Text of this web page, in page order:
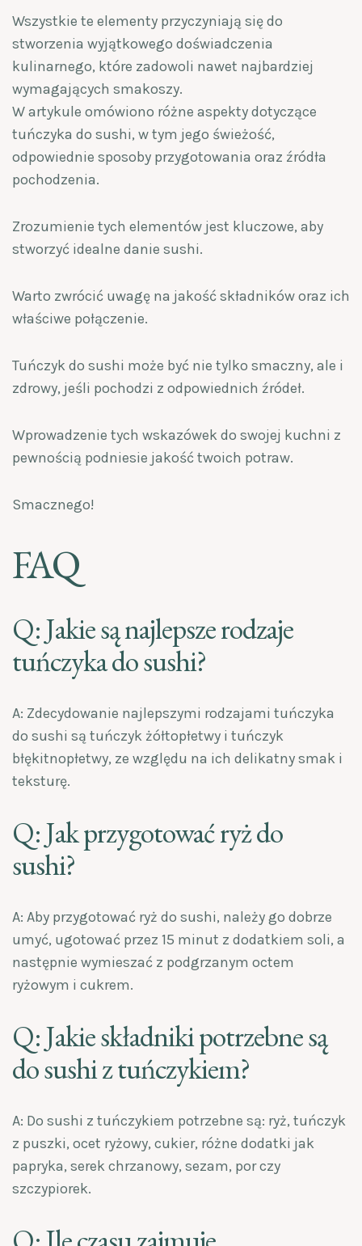
Wszystkie te elementy przyczyniają się do
stworzenia wyjątkowego doświadczenia
kulinarnego, które zadowoli nawet najbardziej
wymagających smakoszy.
W artykule omówiono różne aspekty dotyczące
tuńczyka do sushi, w tym jego świeżość,
odpowiednie sposoby przygotowania oraz źródła
pochodzenia.
Zrozumienie tych elementów jest kluczowe, aby
stworzyć idealne danie sushi.
Warto zwrócić uwagę na jakość składników oraz ich
właściwe połączenie.
Tuńczyk do sushi może być nie tylko smaczny, ale i
zdrowy, jeśli pochodzi z odpowiednich źródeł.
Wprowadzenie tych wskazówek do swojej kuchni z
pewnością podniesie jakość twoich potraw.
Smacznego!
FAQ
Q: Jakie są najlepsze rodzaje
tuńczyka do sushi?
A: Zdecydowanie najlepszymi rodzajami tuńczyka
do sushi są tuńczyk żółtopłetwy i tuńczyk
błękitnopłetwy, ze względu na ich delikatny smak i
teksturę.
Q: Jak przygotować ryż do
sushi?
A: Aby przygotować ryż do sushi, należy go dobrze
umyć, ugotować przez 15 minut z dodatkiem soli, a
następnie wymieszać z podgrzanym octem
ryżowym i cukrem.
Q: Jakie składniki potrzebne są
do sushi z tuńczykiem?
A: Do sushi z tuńczykiem potrzebne są: ryż, tuńczyk
z puszki, ocet ryżowy, cukier, różne dodatki jak
papryka, serek chrzanowy, sezam, por czy
szczypiorek.